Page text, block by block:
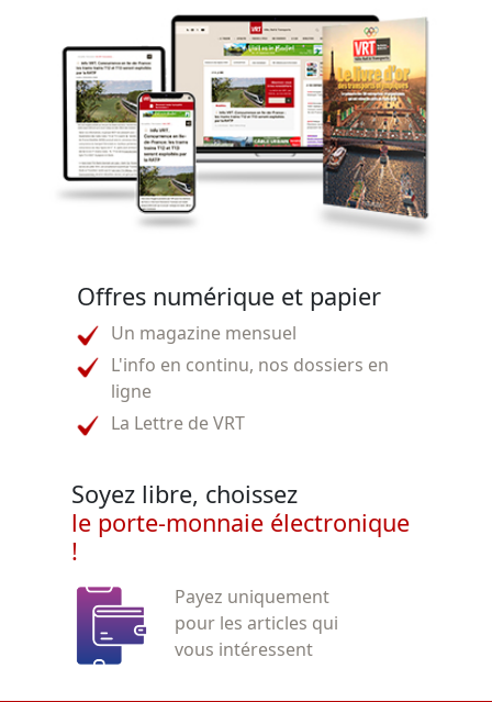
Offres numérique et papier
Un magazine mensuel
L'info en continu, nos dossiers en
ligne
La Lettre de VRT
Soyez libre, choissez
le porte-monnaie électronique
!
Payez uniquement
pour les articles qui
vous intéressent